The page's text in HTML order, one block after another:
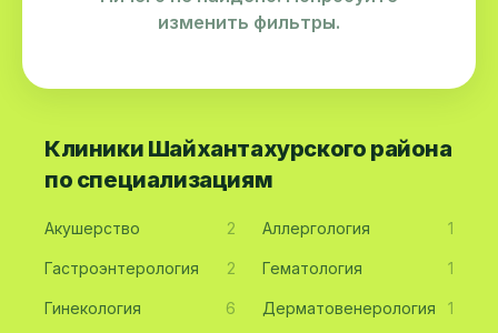
изменить фильтры.
Клиники Шайхантахурского района
по специализациям
Акушерство 2 Аллергология 1
Гастроэнтерология 2 Гематология 1
Гинекология 6 Дерматовенерология 1